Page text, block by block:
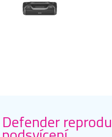
Defender